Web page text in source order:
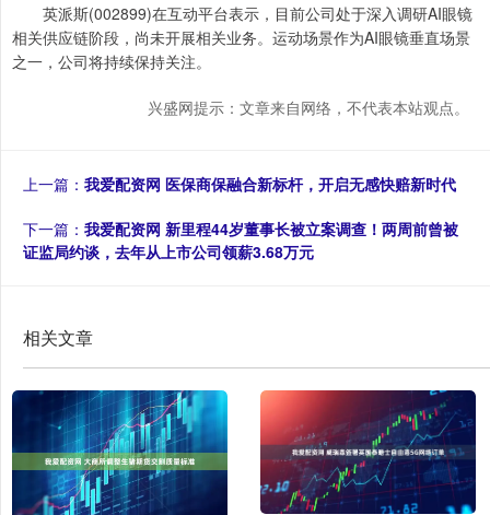
英派斯(002899)在互动平台表示，目前公司处于深入调研AI眼镜
相关供应链阶段，尚未开展相关业务。运动场景作为AI眼镜垂直场景
之一，公司将持续保持关注。
兴盛网提示：文章来自网络，不代表本站观点。
上一篇： 我爱配资网 医保商保融合新标杆，开启无感快赔新时代
下一篇： 我爱配资网 新里程44岁董事长被立案调查！两周前曾被
证监局约谈，去年从上市公司领薪3.68万元
相关文章